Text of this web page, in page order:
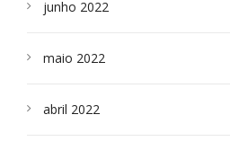
junho 2022
maio 2022
abril 2022